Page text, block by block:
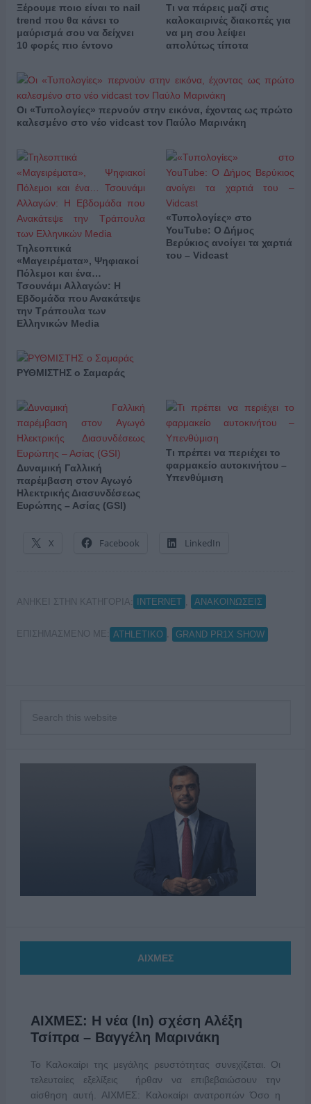
Ξέρουμε ποιο είναι το nail
trend που θα κάνει το
μαύρισμά σου να δείχνει
10 φορές πιο έντονο
Τι να πάρεις μαζί στις
καλοκαιρινές διακοπές για
να μη σου λείψει
απολύτως τίποτα
Οι «Τυπολογίες» περνούν στην εικόνα, έχοντας ως πρώτο
καλεσμένο στο νέο vidcast τον Παύλο Μαρινάκη
Τηλεοπτικά
«Μαγειρέματα», Ψηφιακοί
Πόλεμοι και ένα…
Τσουνάμι Αλλαγών: Η
Εβδομάδα που Ανακάτεψε
την Τράπουλα των
Ελληνικών Media
«Τυπολογίες» στο
YouTube: Ο Δήμος
Βερύκιος ανοίγει τα χαρτιά
του – Vidcast
ΡΥΘΜΙΣΤΗΣ ο Σαμαράς
Δυναμική Γαλλική
παρέμβαση στον Αγωγό
Ηλεκτρικής Διασυνδέσεως
Ευρώπης – Ασίας (GSI)
Τι πρέπει να περιέχει το
φαρμακείο αυτοκινήτου –
Υπενθύμιση
X Facebook LinkedIn
ΑΝΗΚΕΙ ΣΤΗΝ ΚΑΤΗΓΟΡΙΑ: INTERNET ΑΝΑΚΟΙΝΩΣΕΙΣ
ΕΠΙΣΗΜΑΣΜΕΝΟ ΜΕ: ATHLETIKO GRAND PR1X SHOW
ΑΙΧΜΕΣ
ΑΙΧΜΕΣ: Η νέα (In) σχέση Αλέξη
Τσίπρα – Βαγγέλη Μαρινάκη
Το Καλοκαίρι της μεγάλης ρευστότητας συνεχίζεται. Οι
τελευταίες εξελίξεις ήρθαν να επιβεβαιώσουν την
αίσθηση αυτή. ΑΙΧΜΕΣ: Καλοκαίρι ανατροπών Όσο η